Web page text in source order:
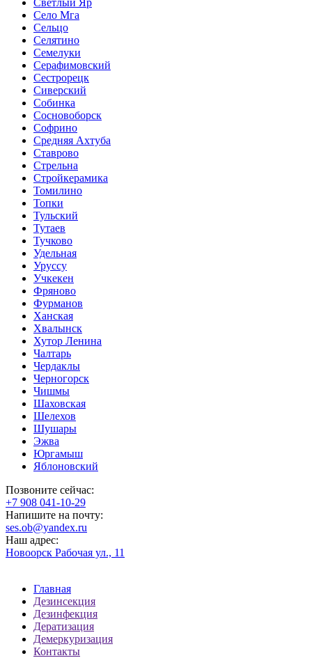
Село Мга
Сельцо
Селятино
Семелуки
Серафимовский
Сестрорецк
Сиверский
Собинка
Сосновоборск
Софрино
Средняя Ахтуба
Ставрово
Стрельна
Стройкерамика
Томилино
Топки
Тульский
Тутаев
Тучково
Удельная
Уруссу
Учкекен
Фряново
Фурманов
Ханская
Хвалынск
Хутор Ленина
Чалтарь
Чердаклы
Черногорск
Чишмы
Шаховская
Шелехов
Шушары
Эжва
Юргамыш
Яблоновский
Позвоните сейчас:
‪+7 908 041-10-29
Напишите на почту:
ses.ob@yandex.ru
Наш адрес:
Новоорск Рабочая ул., 11
Главная
Дезинсекция
Дезинфекция
Дератизация
Демеркуризация
Контакты